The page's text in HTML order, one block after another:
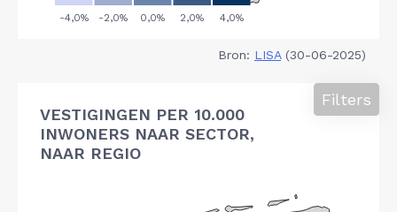
Bron: LISA(30-06-2025)
VESTIGINGEN PER 10.000
INWONERS NAAR SECTOR,
NAAR REGIO
Filters